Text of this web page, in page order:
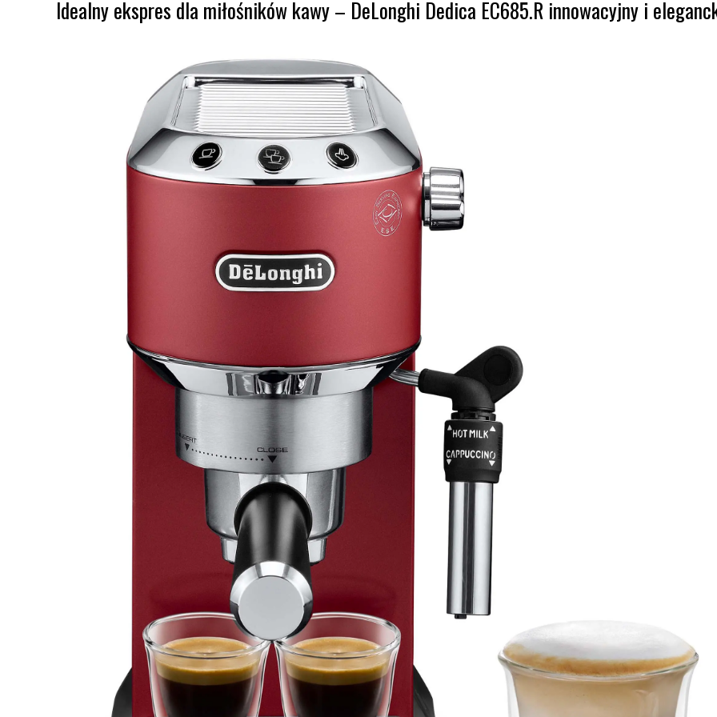
Idealny ekspres dla miłośników kawy – DeLonghi Dedica EC685.R innowacyjny i